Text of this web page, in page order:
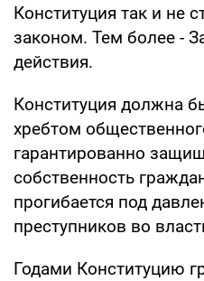
Конституция так и не
законом. Тем более -
действия.
Конституция должна
хребтом
гарантированно
собственность
прогибается под
преступников во
Годами Конституцию